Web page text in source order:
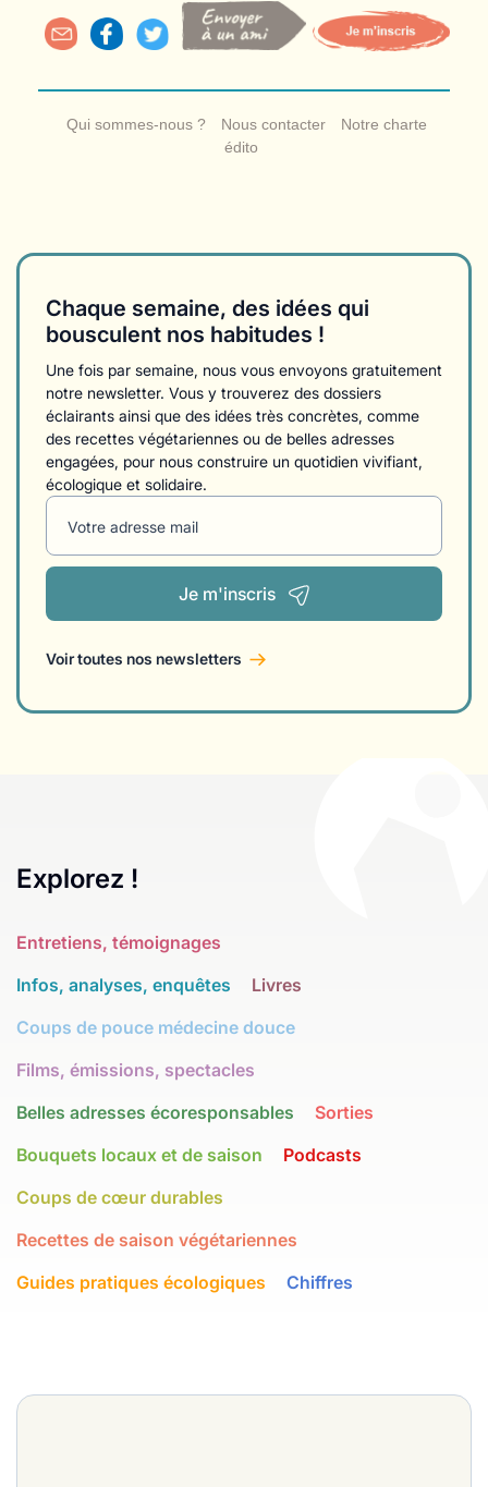
Qui sommes-nous ? Nous contacter
Notre charte
édito
Chaque semaine, des idées qui
bousculent nos habitudes !
Une fois par semaine, nous vous envoyons gratuitement
notre newsletter. Vous y trouverez des dossiers
éclairants ainsi que des idées très concrètes, comme
des recettes végétariennes ou de belles adresses
engagées, pour nous construire un quotidien vivifiant,
écologique et solidaire.
Votre adresse mail
Je m'inscris
Voir toutes nos newsletters
Explorez !
Entretiens, témoignages
Infos, analyses, enquêtes
Livres
Coups de pouce médecine douce
Films, émissions, spectacles
Belles adresses écoresponsables
Sorties
Bouquets locaux et de saison
Podcasts
Coups de cœur durables
Recettes de saison végétariennes
Guides pratiques écologiques
Chiffres